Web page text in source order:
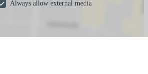
Always allow external media